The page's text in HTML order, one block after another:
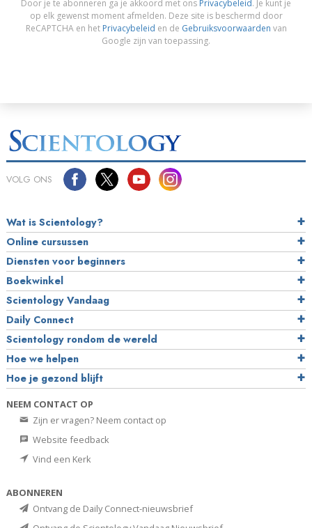
Door je te abonneren ga je akkoord met ons Privacybeleid. Je kunt je
op elk gewenst moment afmelden. Deze site is beschermd door
ReCAPTCHA en het Privacybeleid en de Gebruiksvoorwaarden van
Google zijn van toepassing.
VOLG ONS
Wat is Scientology?
Online cursussen
Diensten voor beginners
Boekwinkel
Scientology Vandaag
Daily Connect
Scientology rondom de wereld
Hoe we helpen
Hoe je gezond blijft
NEEM CONTACT OP
Zijn er vragen? Neem contact op
Website feedback
Vind een Kerk
ABONNEREN
Ontvang de Daily Connect-nieuwsbrief